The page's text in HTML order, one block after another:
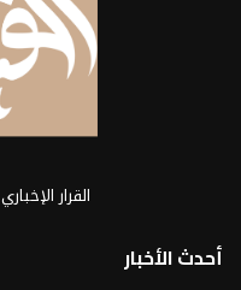
القرار الإخباري
أحدث الأخبار